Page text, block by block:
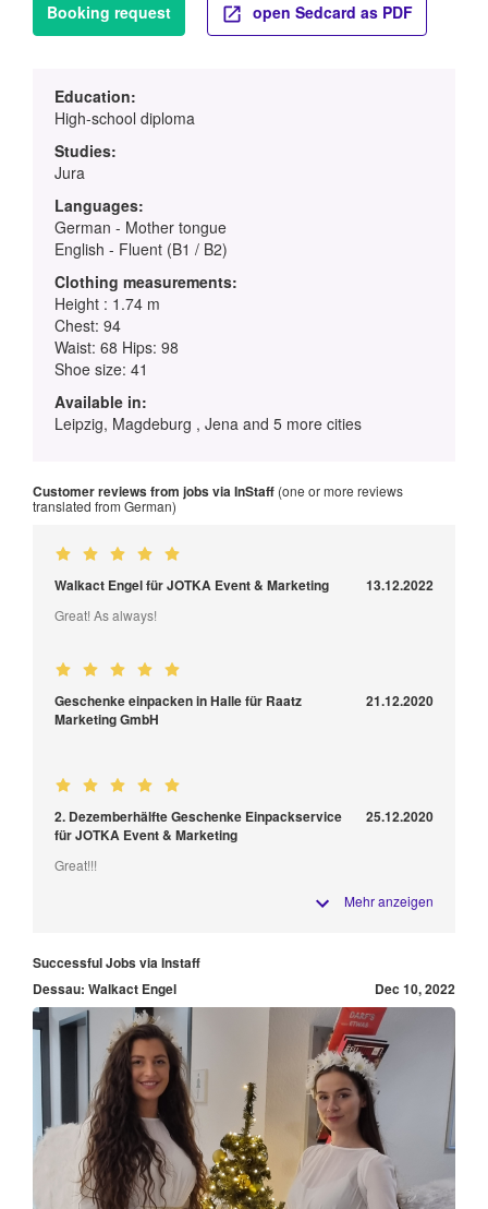
Booking request open Sedcard as PDF
Education:
High-school diploma
Studies:
Jura
Languages:
German - Mother tongue
English - Fluent (B1 / B2)
Clothing measurements:
Height : 1.74 m
Chest: 94
Waist: 68 Hips: 98
Shoe size: 41
Available in:
Leipzig, Magdeburg , Jena and 5 more cities
Customer reviews from jobs via InStaff (one or more reviews
translated from German)
Walkact Engel für JOTKA Event & Marketing 13.12.2022
Great! As always!
Geschenke einpacken in Halle für Raatz
Marketing GmbH
21.12.2020
2. Dezemberhälfte Geschenke Einpackservice
für JOTKA Event & Marketing
25.12.2020
Great!!!
Mehr anzeigen
Successful Jobs via Instaff
Dessau: Walkact Engel
Dec 10, 2022